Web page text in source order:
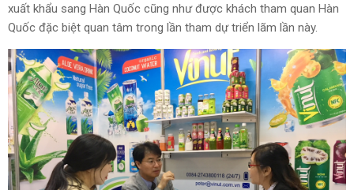
xuất khẩu sang Hàn Quốc cũng như được khách tham quan Hàn
Quốc đặc biệt quan tâm trong lần tham dự triển lãm lần này.